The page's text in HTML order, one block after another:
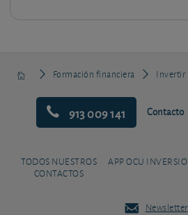
Formación financiera Invertir
913 009 141 Contacto
TODOS NUESTROS
CONTACTOS
APP OCU
Newsletter